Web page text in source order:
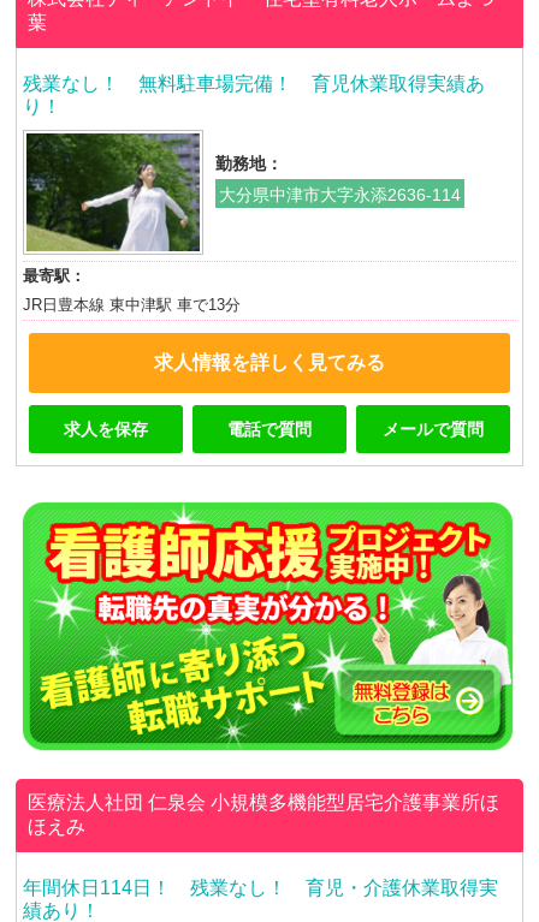
葉
残業なし！ 無料駐車場完備！ 育児休業取得実績あ
り！
勤務地：
大分県中津市大字永添2636-114
最寄駅：
JR日豊本線 東中津駅 車で13分
求人情報を詳しく見てみる
求人を保存 電話で質問 メールで質問
医療法人社団 仁泉会小規模多機能型居宅介護事業所ほ
ほえみ
年間休日114日！ 残業なし！ 育児・介護休業取得実
績あり！